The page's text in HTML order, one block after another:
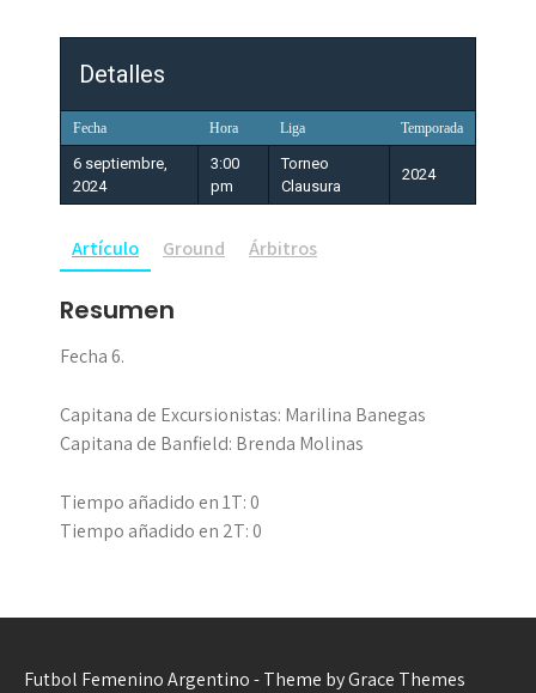
Detalles
Fecha Hora Liga Temporada
6 septiembre,
2024
3:00
pm
Torneo
Clausura
2024
Artículo Ground Árbitros
Resumen
Fecha 6.
Capitana de Excursionistas: Marilina Banegas
Capitana de Banfield: Brenda Molinas
Tiempo añadido en 1T: 0
Tiempo añadido en 2T: 0
Futbol Femenino Argentino - Theme by Grace Themes